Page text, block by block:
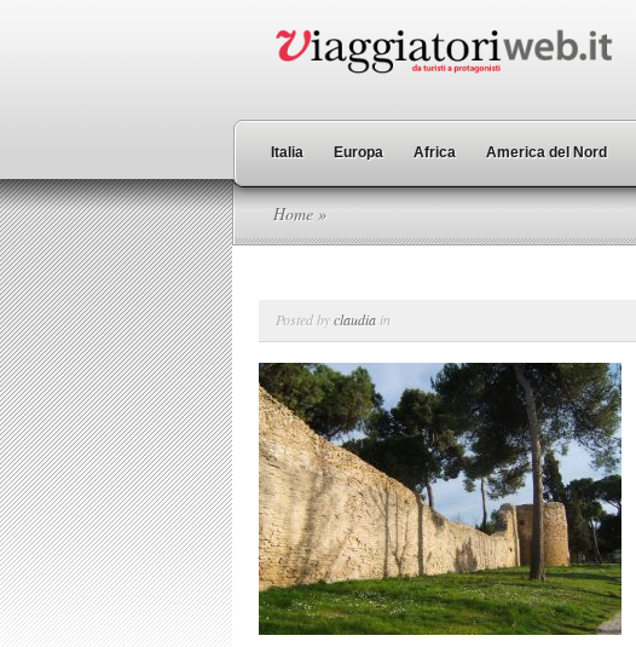
Italia Europa Africa America del Nord
Home »
Posted byclaudia in